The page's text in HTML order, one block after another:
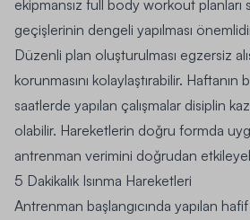
ekipmansız full body workout planları
geçişlerinin dengeli yapılması
Düzenli plan oluşturulması egzersiz
korunmasını kolaylaştırabilir. Haftanın
saatlerde yapılan çalışmalar disiplin
olabilir. Hareketlerin doğru formda
antrenman verimini doğrudan
5 Dakikalık Isınma Hareketleri
Antrenman başlangıcında yapılan